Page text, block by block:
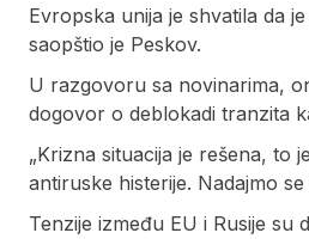
Evropska unija je shvatila da
saopštio je Peskov.
U razgovoru sa novinarima,
dogovor o deblokadi tranzita
„Krizna situacija je rešena, to
antiruske histerije. Nadajmo
Tenzije između EU i Rusije su